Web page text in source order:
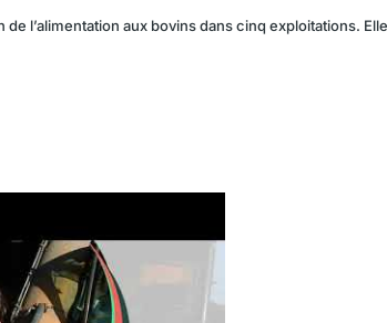
l’alimentation aux bovins dans cinq exploitations.